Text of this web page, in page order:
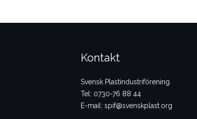
Kontakt
Svensk Plastindustriförening
Tel: 0730-76 88 44
E-mail: spif@svenskplast.org